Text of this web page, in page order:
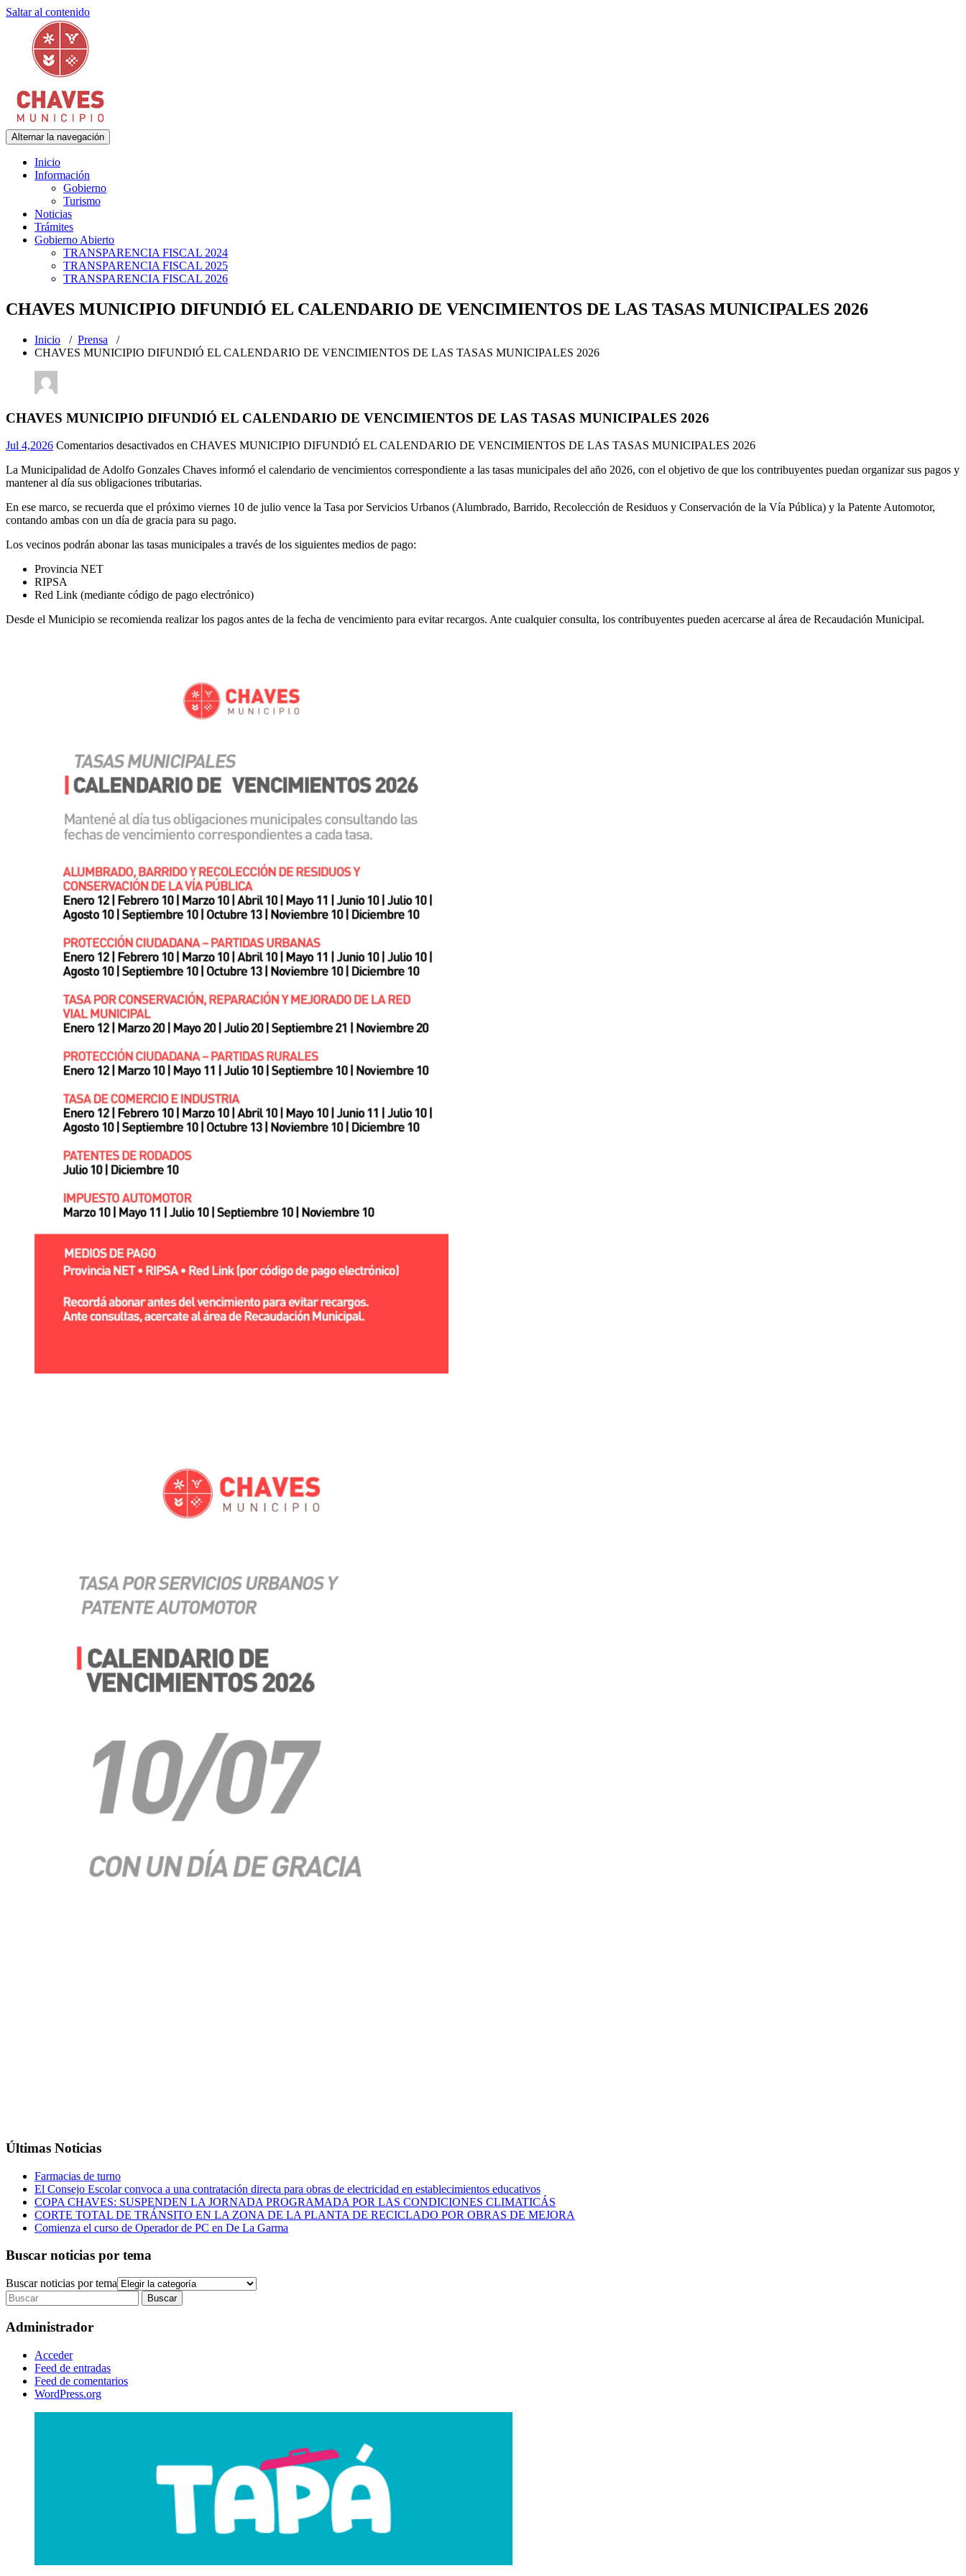
Saltar al contenido
Municipalidad de Adolfo Gonzales Chaves
Alternar la navegación
Inicio
Información
Gobierno
Turismo
Noticias
Trámites
Gobierno Abierto
TRANSPARENCIA FISCAL 2024
TRANSPARENCIA FISCAL 2025
TRANSPARENCIA FISCAL 2026
CHAVES MUNICIPIO DIFUNDIÓ EL CALENDARIO DE VENCIMIENTOS DE LAS TASAS MUNICIPALES 2026
Inicio / Prensa /
CHAVES MUNICIPIO DIFUNDIÓ EL CALENDARIO DE VENCIMIENTOS DE LAS TASAS MUNICIPALES 2026
CHAVES MUNICIPIO DIFUNDIÓ EL CALENDARIO DE VENCIMIENTOS DE LAS TASAS MUNICIPALES 2026
Jul 4,2026 Comentarios desactivados en CHAVES MUNICIPIO DIFUNDIÓ EL CALENDARIO DE VENCIMIENTOS DE LAS TASAS MUNICIPALES 2026
La Municipalidad de Adolfo Gonzales Chaves informó el calendario de vencimientos correspondiente a las tasas municipales del año 2026, con el objetivo de que los contribuyentes puedan organizar sus pagos y
mantener al día sus obligaciones tributarias.
En ese marco, se recuerda que el próximo viernes 10 de julio vence la Tasa por Servicios Urbanos (Alumbrado, Barrido, Recolección de Residuos y Conservación de la Vía Pública) y la Patente Automotor,
contando ambas con un día de gracia para su pago.
Los vecinos podrán abonar las tasas municipales a través de los siguientes medios de pago:
Provincia NET
RIPSA
Red Link (mediante código de pago electrónico)
Desde el Municipio se recomienda realizar los pagos antes de la fecha de vencimiento para evitar recargos. Ante cualquier consulta, los contribuyentes pueden acercarse al área de Recaudación Municipal.
Últimas Noticias
Farmacias de turno
El Consejo Escolar convoca a una contratación directa para obras de electricidad en establecimientos educativos
COPA CHAVES: SUSPENDEN LA JORNADA PROGRAMADA POR LAS CONDICIONES CLIMATICÁS
CORTE TOTAL DE TRÁNSITO EN LA ZONA DE LA PLANTA DE RECICLADO POR OBRAS DE MEJORA
Comienza el curso de Operador de PC en De La Garma
Buscar noticias por tema
Buscar noticias por tema
Administrador
Acceder
Feed de entradas
Feed de comentarios
WordPress.org